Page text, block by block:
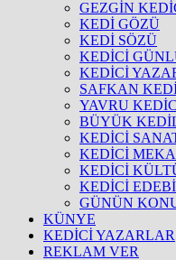
GEZGİN
KEDİ GÖZÜ
KEDİ SÖZÜ
KEDİCİ
KEDİCİ
SAFKAN
YAVRU
BÜYÜK
KEDİCİ
KEDİCİ
KEDİCİ
KEDİCİ
GÜNÜN
KÜNYE
KEDİCİ YAZARLAR
REKLAM VER